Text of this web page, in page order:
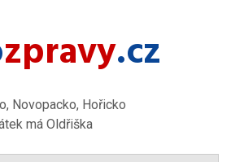
zpravy.cz
Novopacko, Hořicko
má Oldřiška